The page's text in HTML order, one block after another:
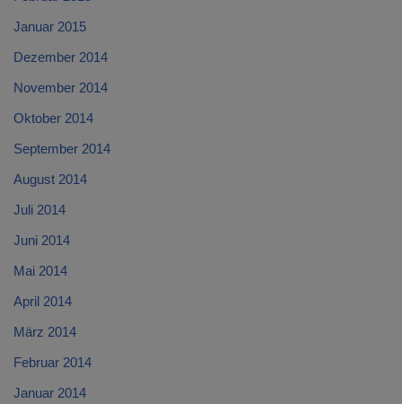
Januar 2015
Dezember 2014
November 2014
Oktober 2014
September 2014
August 2014
Juli 2014
Juni 2014
Mai 2014
April 2014
März 2014
Februar 2014
Januar 2014